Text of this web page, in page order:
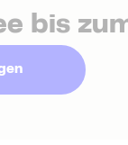
bis